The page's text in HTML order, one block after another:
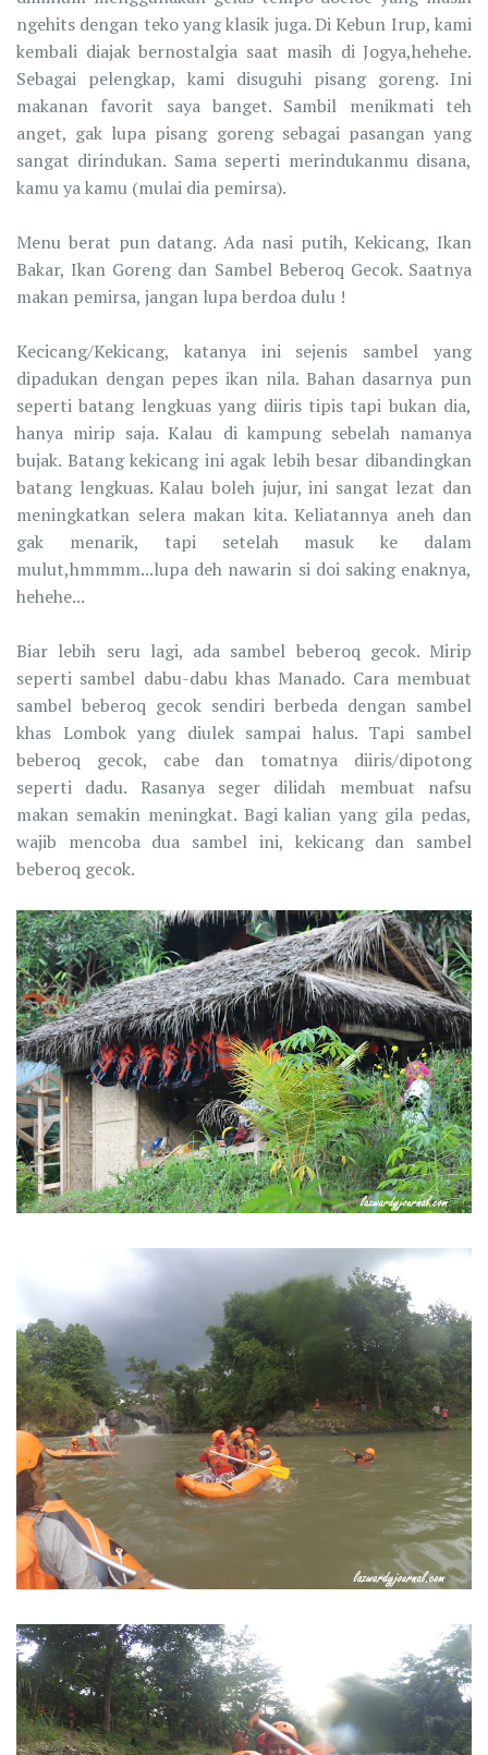
ngehits dengan teko yang klasik juga. Di Kebun Irup, kami
kembali diajak bernostalgia saat masih di Jogya,hehehe.
Sebagai pelengkap, kami disuguhi pisang goreng. Ini
makanan favorit saya banget. Sambil menikmati teh
anget, gak lupa pisang goreng sebagai pasangan yang
sangat dirindukan. Sama seperti merindukanmu disana,
kamu ya kamu (mulai dia pemirsa).
Menu berat pun datang. Ada nasi putih, Kekicang, Ikan
Bakar, Ikan Goreng dan Sambel Beberoq Gecok. Saatnya
makan pemirsa, jangan lupa berdoa dulu !
Kecicang/Kekicang, katanya ini sejenis sambel yang
dipadukan dengan pepes ikan nila. Bahan dasarnya pun
seperti batang lengkuas yang diiris tipis tapi bukan dia,
hanya mirip saja. Kalau di kampung sebelah namanya
bujak. Batang kekicang ini agak lebih besar dibandingkan
batang lengkuas. Kalau boleh jujur, ini sangat lezat dan
meningkatkan selera makan kita. Keliatannya aneh dan
gak menarik, tapi setelah masuk ke dalam
mulut,hmmmm...lupa deh nawarin si doi saking enaknya,
hehehe...
Biar lebih seru lagi, ada sambel beberoq gecok. Mirip
seperti sambel dabu-dabu khas Manado. Cara membuat
sambel beberoq gecok sendiri berbeda dengan sambel
khas Lombok yang diulek sampai halus. Tapi sambel
beberoq gecok, cabe dan tomatnya diiris/dipotong
seperti dadu. Rasanya seger dilidah membuat nafsu
makan semakin meningkat. Bagi kalian yang gila pedas,
wajib mencoba dua sambel ini, kekicang dan sambel
beberoq gecok.